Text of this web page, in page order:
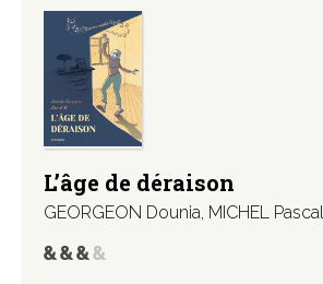
L’âge de déraison
GEORGEON Dounia, MICHEL Pascal